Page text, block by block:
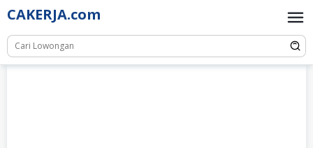
Skip
to
content
CAKERJA.com